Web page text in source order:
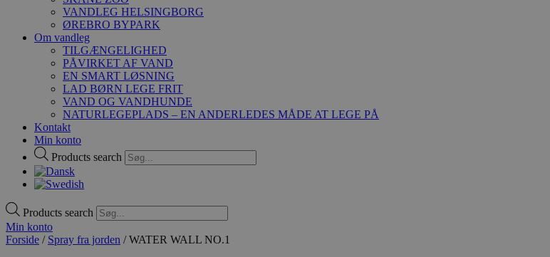
VANDLEG HELSINGBORG
ØREBRO BYPARK
Om vandleg
TILGÆNGELIGHED
PÅVIRKET AF VAND
EN SMART LØSNING
LAD BØRN LEGE FRIT
VAND OG VANDHUNDE
NATURLEGEPLADS – EN ANDERLEDES MÅDE AT LEGE PÅ
Kontakt
Min konto
Products search
Products search
Min konto
Forside / Spray fra jorden / WATER WALL NO.1